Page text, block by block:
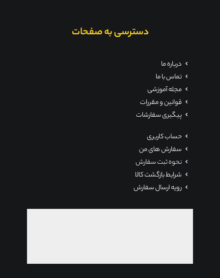
دسترسی به صفحات
درباره ما
تماس با ما
مجله آموزشی
قوانین و مقررات
پیگیری سفارشات
حساب کاربری
سفارش های من
نحوه ثبت سفارش
شرایط بازگشت کالا
رویه ارسال سفارش